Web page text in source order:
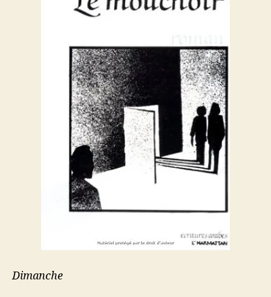
Dimanche